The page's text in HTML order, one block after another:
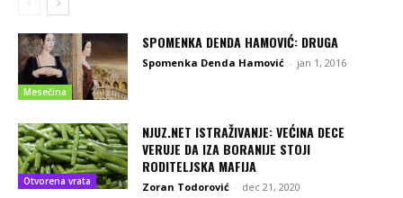
Mesečina
SPOMENKA DENDA HAMOVIĆ: DRUGA
Spomenka Denda Hamović - jan 1, 2016
Otvorena vrata
NJUZ.NET ISTRAŽIVANJE: VEĆINA DECE
VERUJE DA IZA BORANIJE STOJI
RODITELJSKA MAFIJA
Zoran Todorović - dec 21, 2020